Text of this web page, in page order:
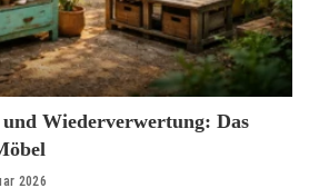
Wiederverwertung: Das
2026